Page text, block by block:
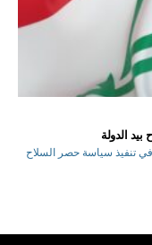
الدولة
في تنفيذ سياسة حصر السلاح